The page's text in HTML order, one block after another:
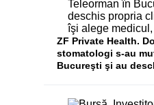
ZF Private Health.
stomatologi s-au
Bucureşti şi au